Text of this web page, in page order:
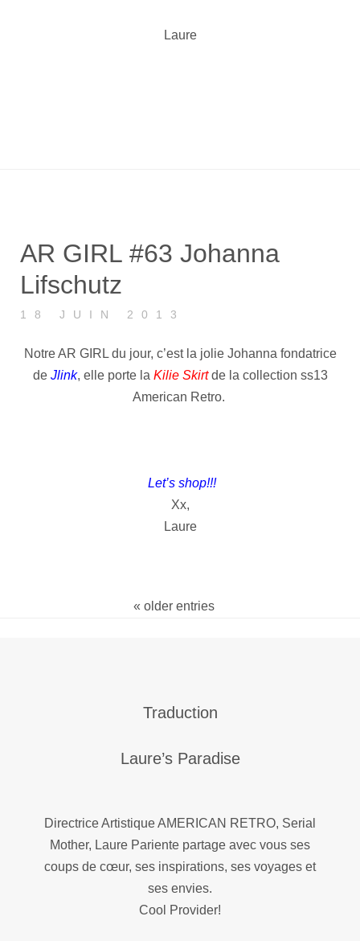
Laure
AR GIRL #63 Johanna
Lifschutz
18 JUIN 2013
Notre AR GIRL du jour, c’est la jolie Johanna fondatrice
de Jlink, elle porte la Kilie Skirt de la collection ss13
American Retro.
Let’s shop!!!
Xx,
Laure
« older entries
Traduction
Laure’s Paradise
Directrice Artistique AMERICAN RETRO, Serial
Mother, Laure Pariente partage avec vous ses
coups de cœur, ses inspirations, ses voyages et
ses envies.
Cool Provider!